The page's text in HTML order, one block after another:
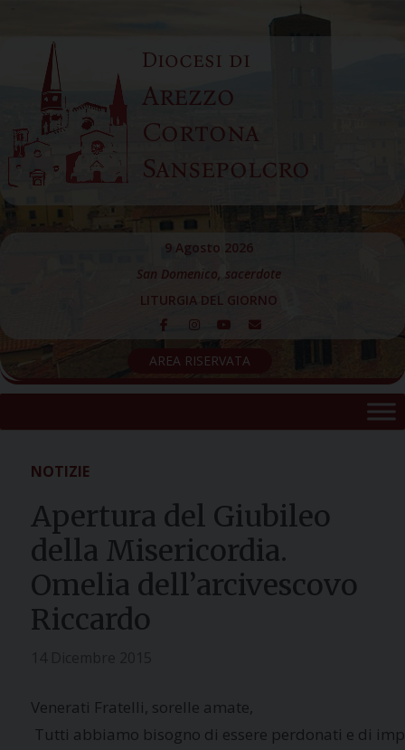
content
Diocesi di
Arezzo
Cortona
Sansepolcro
9 Agosto 2026
San Domenico, sacerdote
LITURGIA DEL GIORNO
AREA RISERVATA
NOTIZIE
Apertura del Giubileo
della Misericordia.
Omelia dell’arcivescovo
Riccardo
Venerati Fratelli, sorelle amate,
Tutti abbiamo bisogno di essere perdonati e di